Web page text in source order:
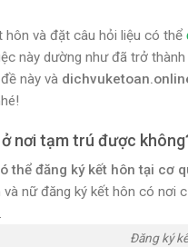
hôn và đặt câu hỏi liệu có thể
này dường như đã trở
này và
nơi tạm trú được
thể đăng ký kết hôn tại
nữ đăng ký kết hôn có nơi
Đăng ký